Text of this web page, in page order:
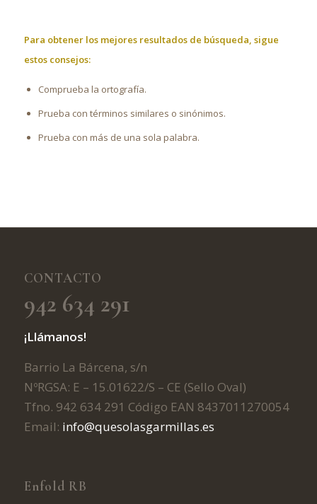
Para obtener los mejores resultados de búsqueda, sigue
estos consejos:
Comprueba la ortografía.
Prueba con términos similares o sinónimos.
Prueba con más de una sola palabra.
CONTACTO
942 634 291
¡Llámanos!
Barrio La Bárcena, s/n
NºRGSA: E – 15.01622/S – CE (Sello Oval)
Tfno. 942 634 291 Código EAN 8437011270054
Email: info@quesolasgarmillas.es
Enfold RB